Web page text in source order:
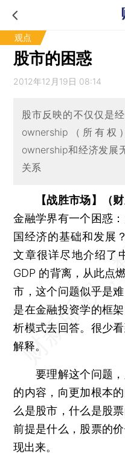
观点
股市的困惑
2012年12月19日 08:14
股市反映的不仅仅是
ownership（所有
ownership和经济发展
关系
【战胜市场】（
金融学界有一个困惑
国经济的基础和发展
文章很详尽地介绍了
GDP 的背离，从此点
市，这个问题似乎是
是在金融投资学的框
析模式去回答。很少
解释。
要理解这个问题，
的内容，向更加根本
么是股市，什么是股
前提是什么，股票的
现出来。